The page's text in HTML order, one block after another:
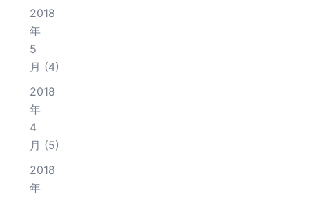
2018
年
5
月 (4)
2018
年
4
月 (5)
2018
年